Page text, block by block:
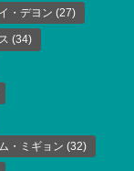
イ・デヨン (27)
(34)
・ミギョン (32)